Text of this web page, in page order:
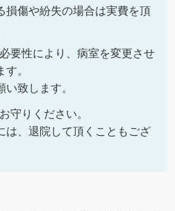
損傷や紛失の場合は実費を頂
要性により、病室を変更させ
。
致します。
守りください。
は、退院して頂くこともござ